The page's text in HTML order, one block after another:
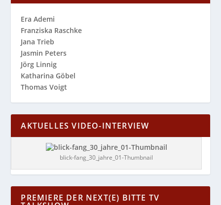
Era Ademi
Franziska Raschke
Jana Trieb
Jasmin Peters
Jörg Linnig
Katharina Göbel
Thomas Voigt
AKTUELLES VIDEO-INTERVIEW
blick-fang_30_jahre_01-Thumbnail
PREMIERE DER NEXT(E) BITTE TV